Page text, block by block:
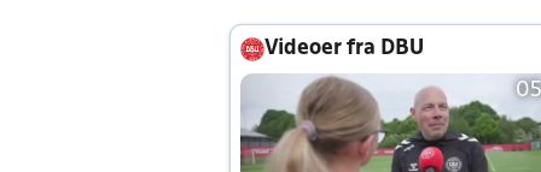
Videoer fra DBU